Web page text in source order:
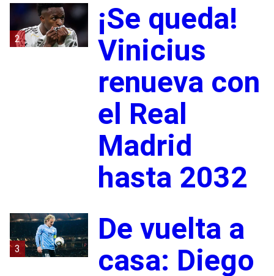
2
¡Se queda!
Vinicius
renueva con
el Real
Madrid
hasta 2032
3
De vuelta a
casa: Diego